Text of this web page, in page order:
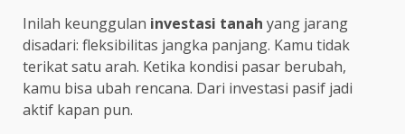
Inilah keunggulan investasi tanah yang jarang
disadari: fleksibilitas jangka panjang. Kamu tidak
terikat satu arah. Ketika kondisi pasar berubah,
kamu bisa ubah rencana. Dari investasi pasif jadi
aktif kapan pun.